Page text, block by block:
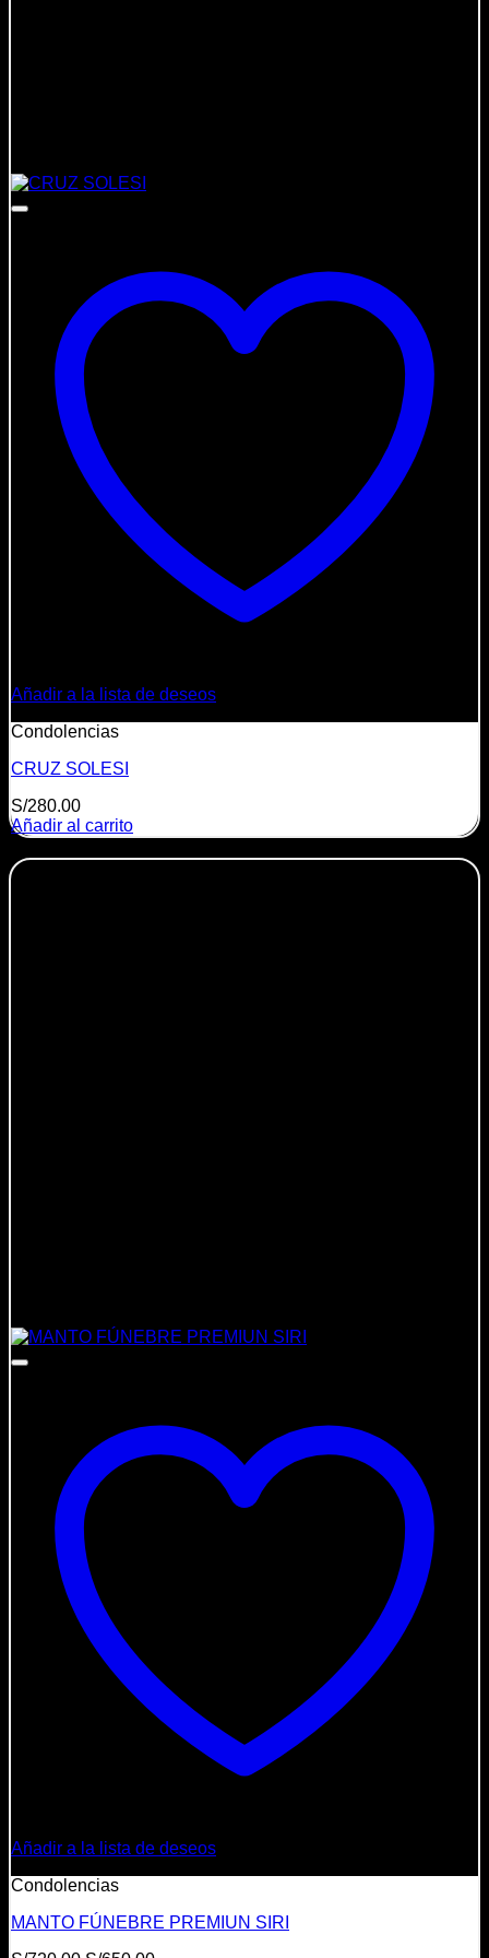
Añadir a la lista de deseos
Condolencias
CRUZ SOLESI
S/280.00
Añadir al carrito
Añadir a la lista de deseos
Condolencias
MANTO FÚNEBRE PREMIUN SIRI